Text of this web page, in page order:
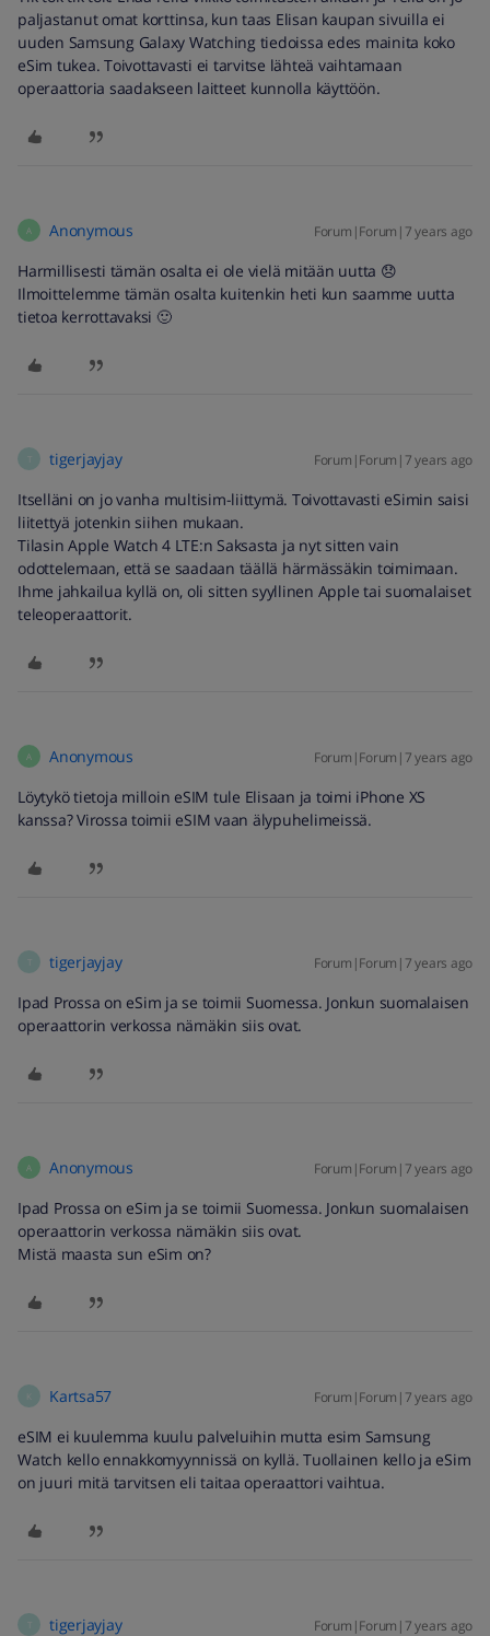
paljastanut omat korttinsa, kun taas Elisan kaupan sivuilla ei
uuden Samsung Galaxy Watching tiedoissa edes mainita koko
eSim tukea. Toivottavasti ei tarvitse lähteä vaihtamaan
operaattoria saadakseen laitteet kunnolla käyttöön.
A Anonymous Forum|Forum|7 years ago
Harmillisesti tämän osalta ei ole vielä mitään uutta 😞
Ilmoittelemme tämän osalta kuitenkin heti kun saamme uutta
tietoa kerrottavaksi 🙂
tigerjayjay Forum|Forum|7 years ago
Itselläni on jo vanha multisim-liittymä. Toivottavasti eSimin saisi
liitettyä jotenkin siihen mukaan.
Tilasin Apple Watch 4 LTE:n Saksasta ja nyt sitten vain
odottelemaan, että se saadaan täällä härmässäkin toimimaan.
Ihme jahkailua kyllä on, oli sitten syyllinen Apple tai suomalaiset
teleoperaattorit.
A Anonymous Forum|Forum|7 years ago
Löytykö tietoja milloin eSIM tule Elisaan ja toimi iPhone XS
kanssa? Virossa toimii eSIM vaan älypuhelimeissä.
tigerjayjay Forum|Forum|7 years ago
Ipad Prossa on eSim ja se toimii Suomessa. Jonkun suomalaisen
operaattorin verkossa nämäkin siis ovat.
A Anonymous Forum|Forum|7 years ago
Ipad Prossa on eSim ja se toimii Suomessa. Jonkun suomalaisen
operaattorin verkossa nämäkin siis ovat.
Mistä maasta sun eSim on?
Kartsa57 Forum|Forum|7 years ago
eSIM ei kuulemma kuulu palveluihin mutta esim Samsung
Watch kello ennakkomyynnissä on kyllä. Tuollainen kello ja eSim
on juuri mitä tarvitsen eli taitaa operaattori vaihtua.
tigerjayjay Forum|Forum|7 years ago